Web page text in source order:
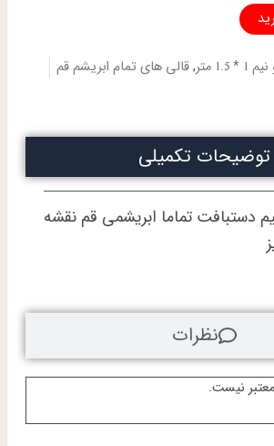
1.5 متر ,قالی های تمام ابریشم قم
نیست.
توضیحات تکمیلی
نظرات
دستبافت تماما ابریشمی قم نقشه